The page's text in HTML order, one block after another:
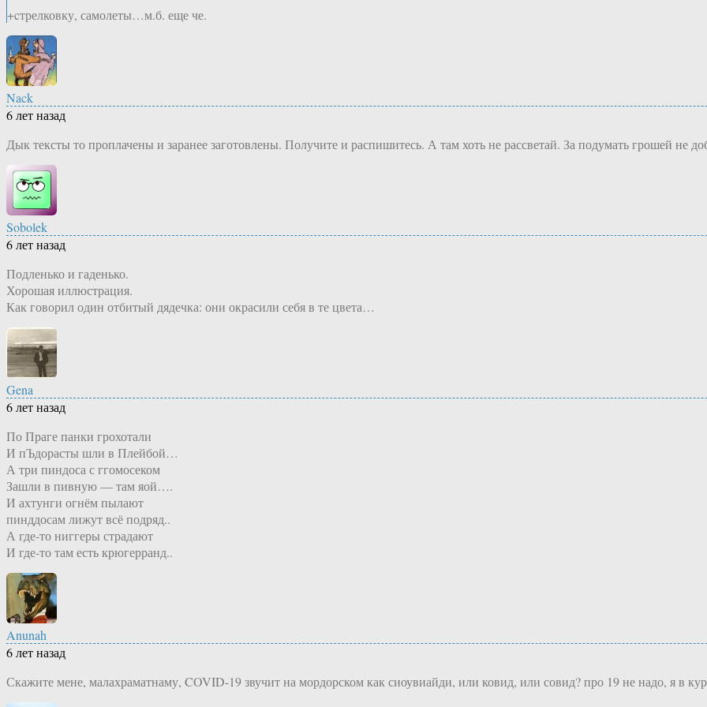
+cтрелковку, самолеты…м.б. еще че.
Nack
6 лет назад
Дык тексты то проплачены и заранее заготовлены. Получите и распишитесь. А там хоть не рассветай. За подумать грошей не
Sobolek
6 лет назад
Подленько и гаденько.
Хорошая иллюстрация.
Как говорил один отбитый дядечка: они окрасили себя в те цвета…
Gena
6 лет назад
По Праге панки грохотали
И пЪдорасты шли в Плейбой…
А три пиндоса с ггомосеком
Зашли в пивную — там яой….
И ахтунги огнём пылают
пинддосам лижут всё подряд..
А где-то ниггеры страдают
И где-то там есть крюгерранд..
Anunah
6 лет назад
Скажите мене, малахраматнаму, COVID-19 звучит на мордорском как сиоувиайди, или ковид, или совид? про 19 не надо, я в